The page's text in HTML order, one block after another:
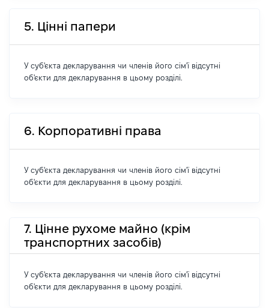
5. Цінні папери
У суб'єкта декларування чи членів його сім'ї відсутні
об'єкти для декларування в цьому розділі.
6. Корпоративні права
У суб'єкта декларування чи членів його сім'ї відсутні
об'єкти для декларування в цьому розділі.
7. Цінне рухоме майно (крім
транспортних засобів)
У суб'єкта декларування чи членів його сім'ї відсутні
об'єкти для декларування в цьому розділі.